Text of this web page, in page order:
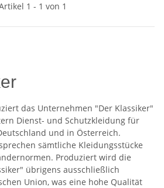
1 - 1 von 1
das Unternehmen "Der Klassiker"
Dienst- und Schutzkleidung für
und in Österreich.
sämtliche Kleidungsstücke
Produziert wird die
übrigens ausschließlich
Union, was eine hohe Qualität